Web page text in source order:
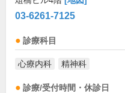
03-6261-7125
診療科目
心療内科 精神科
診療/受付時間・休診日